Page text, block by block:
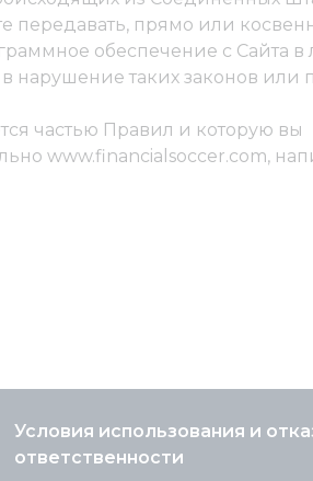
передавать, прямо или
обеспечение с Сайта
нарушение таких законов или
частью Правил и которую вы
www.financialsoccer.com,
Условия использования и
ответственности